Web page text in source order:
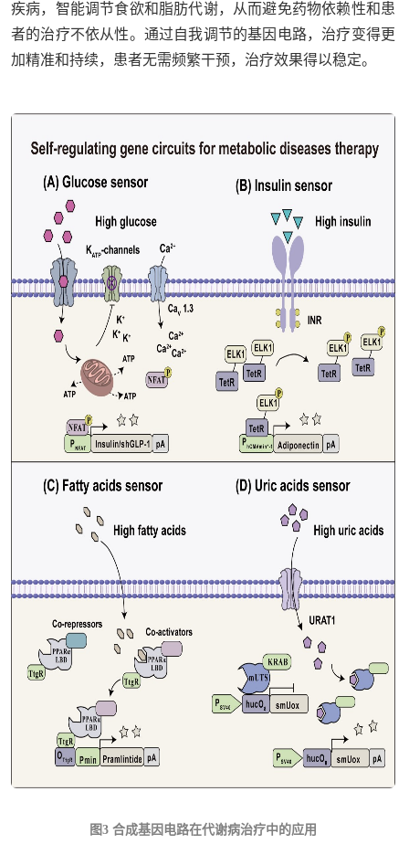
疾病，智能调节食欲和脂肪代谢，从而避免药物依赖性和患
者的治疗不依从性。通过自我调节的基因电路，治疗变得更
加精准和持续，患者无需频繁干预，治疗效果得以稳定。
图3 合成基因电路在代谢病治疗中的应用